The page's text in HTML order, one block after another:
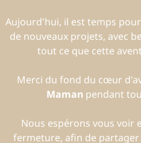
Aujourd'hui, il est temps
de nouveaux projets, avec
tout ce que cette
Merci du fond du cœur
Maman pendant
Nous espérons vous voir
fermeture, afin de partager